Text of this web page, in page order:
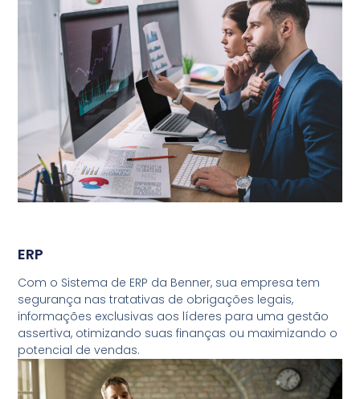
ERP
Com o Sistema de ERP da Benner, sua empresa tem
segurança nas tratativas de obrigações legais,
informações exclusivas aos líderes para uma gestão
assertiva, otimizando suas finanças ou maximizando o
potencial de vendas.